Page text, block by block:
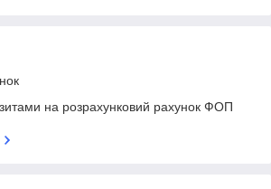
на розрахунковий рахунок ФОП